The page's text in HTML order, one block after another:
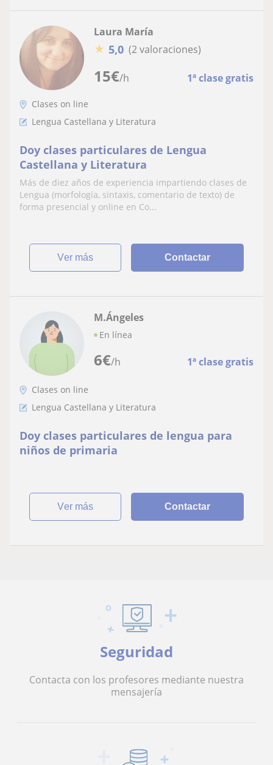
15€/h 1ª clase gratis
Laura María
★ 5,0 (2 valoraciones)
Clases on line
Lengua Castellana y Literatura
Doy clases particulares de Lengua
Castellana y Literatura
Más de diez años de experiencia impartiendo clases de
Lengua (morfología, sintaxis, comentario de texto) de
forma presencial y online en Co...
ver más Contactar
6€/h 1ª clase gratis
M.Ángeles
En línea
Clases on line
Lengua Castellana y Literatura
Doy clases particulares de lengua para
niños de primaria
ver más Contactar
Seguridad
Contacta con los profesores mediante nuestra
mensajería